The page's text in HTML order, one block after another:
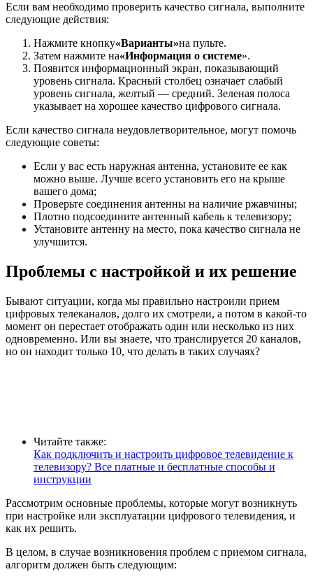
Если вам необходимо проверить качество сигнала, выполните
следующие действия:
Нажмите кнопку«Варианты»на пульте.
Затем нажмите на«Информация о системе».
Появится информационный экран, показывающий
уровень сигнала. Красный столбец означает слабый
уровень сигнала, желтый — средний. Зеленая полоса
указывает на хорошее качество цифрового сигнала.
Если качество сигнала неудовлетворительное, могут помочь
следующие советы:
Если у вас есть наружная антенна, установите ее как
можно выше. Лучше всего установить его на крыше
вашего дома;
Проверьте соединения антенны на наличие ржавчины;
Плотно подсоедините антенный кабель к телевизору;
Установите антенну на место, пока качество сигнала не
улучшится.
Проблемы с настройкой и их решение
Бывают ситуации, когда мы правильно настроили прием
цифровых телеканалов, долго их смотрели, а потом в какой-то
момент он перестает отображать один или несколько из них
одновременно. Или вы знаете, что транслируется 20 каналов,
но он находит только 10, что делать в таких случаях?
Читайте также:
Как подключить и настроить цифровое телевидение к
телевизору? Все платные и бесплатные способы и
инструкции
Рассмотрим основные проблемы, которые могут возникнуть
при настройке или эксплуатации цифрового телевидения, и
как их решить.
В целом, в случае возникновения проблем с приемом сигнала,
алгоритм должен быть следующим: